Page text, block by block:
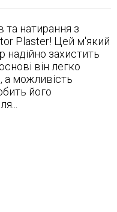
та натирання з
Plaster! Цей м'який
надійно захистить
він легко
а можливість
його